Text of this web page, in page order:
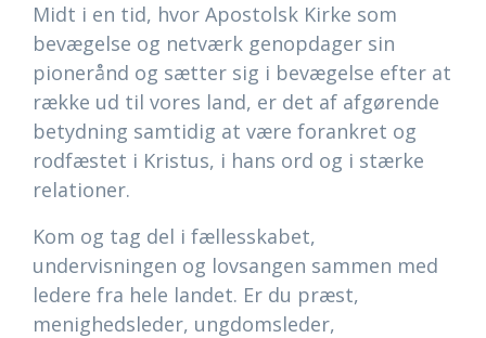
Midt i en tid, hvor Apostolsk Kirke som
bevægelse og netværk genopdager sin
pionerånd og sætter sig i bevægelse efter at
række ud til vores land, er det af afgørende
betydning samtidig at være forankret og
rodfæstet i Kristus, i hans ord og i stærke
relationer.
Kom og tag del i fællesskabet,
undervisningen og lovsangen sammen med
ledere fra hele landet. Er du præst,
menighedsleder, ungdomsleder,